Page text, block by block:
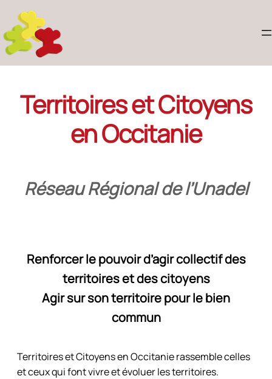
Territoires et Citoyens
en Occitanie
Réseau Régional de l’Unadel
Renforcer le pouvoir d’agir collectif des
territoires et des citoyens
Agir sur son territoire pour le bien
commun
Territoires et Citoyens en Occitanie rassemble celles
et ceux qui font vivre et évoluer les territoires.